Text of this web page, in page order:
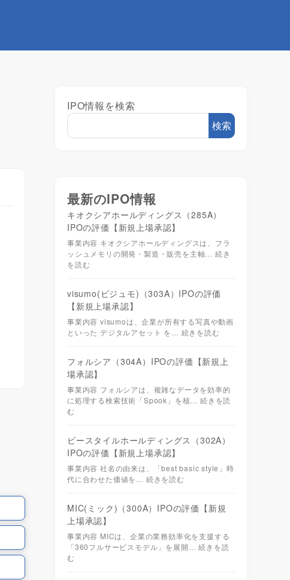
IPO情報を検索
検索
最新のIPO情報
キオクシアホールディングス（285A）
IPOの評価【新規上場承認】
事業内容 キオクシアホールディングスは、フラ
ッシュメモリの開発・製造・販売を主軸…続き
を読む
visumo(ビジュモ)（303A）IPOの評価
【新規上場承認】
事業内容 visumoは、企業が所有する写真や動画
といった デジタルアセット を… 続きを読む
フォルシア（304A）IPOの評価【新規上
場承認】
事業内容 フォルシアは、複雑なデータを効率的
に処理する検索技術「Spook」を核…続きを読
む
ビースタイルホールディングス（302A）
IPOの評価【新規上場承認】
事業内容 社名の由来は、「best basic style」時
代に合わせた価値を… 続きを読む
MIC(ミック)（300A）IPOの評価【新規
上場承認】
事業内容 MICは、企業の業務効率化を支援する
「360フルサービスモデル」を展開…続きを読
む